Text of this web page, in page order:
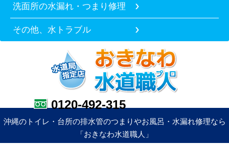
洗面所の水漏れ・つまり修理
その他、水トラブル
0120-492-315
沖縄のトイレ・台所の排水管のつまりやお風呂・水漏れ修理なら
「おきなわ水道職人」